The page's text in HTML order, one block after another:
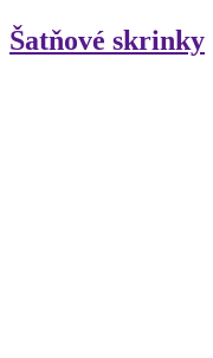
Šatňové skrinky